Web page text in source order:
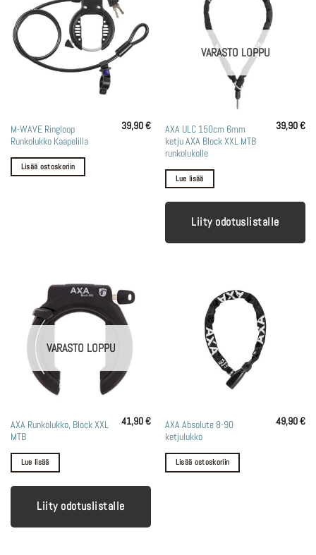
M-WAVE Ringloop
Runkolukko Kaapelilla
39,90€
Lisää ostoskoriin
VARASTO LOPPU
AXA ULC 150cm 6mm
ketju AXA Block XXL MTB
runkolukolle
39,90€
Lue lisää
Liity odotuslistalle
VARASTO LOPPU
AXA Runkolukko, Block XXL
MTB
41,90€
Lue lisää
Liity odotuslistalle
AXA Absolute 8-90
ketjulukko
49,90€
Lisää ostoskoriin